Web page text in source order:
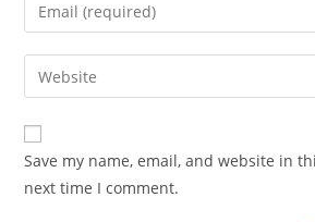
comment
your
email
address
comment
Enter
your
website
URL
(optional)
Save my name, email, and website in
next time I comment.